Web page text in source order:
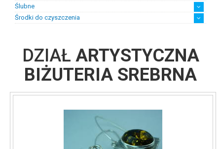
Ślubne
Biżuteria ślubna damska
Biżuteria ślubna męska
Suknie ślubne z biżuterią
Środki do czyszczenia
DZIAŁ ARTYSTYCZNA
BIŻUTERIA SREBRNA